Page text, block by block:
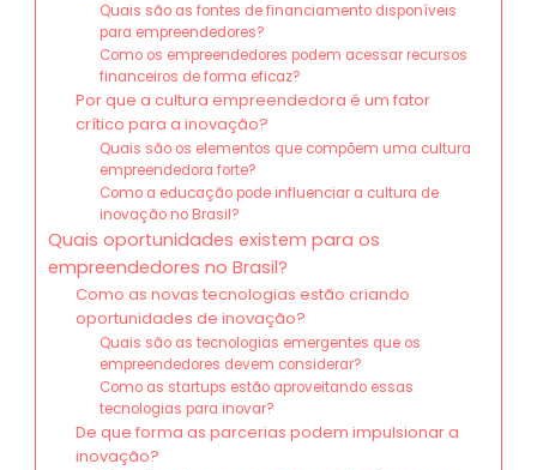
Quais são as fontes de financiamento disponíveis
para empreendedores?
Como os empreendedores podem acessar recursos
financeiros de forma eficaz?
Por que a cultura empreendedora é um fator
crítico para a inovação?
Quais são os elementos que compõem uma cultura
empreendedora forte?
Como a educação pode influenciar a cultura de
inovação no Brasil?
Quais oportunidades existem para os
empreendedores no Brasil?
Como as novas tecnologias estão criando
oportunidades de inovação?
Quais são as tecnologias emergentes que os
empreendedores devem considerar?
Como as startups estão aproveitando essas
tecnologias para inovar?
De que forma as parcerias podem impulsionar a
inovação?